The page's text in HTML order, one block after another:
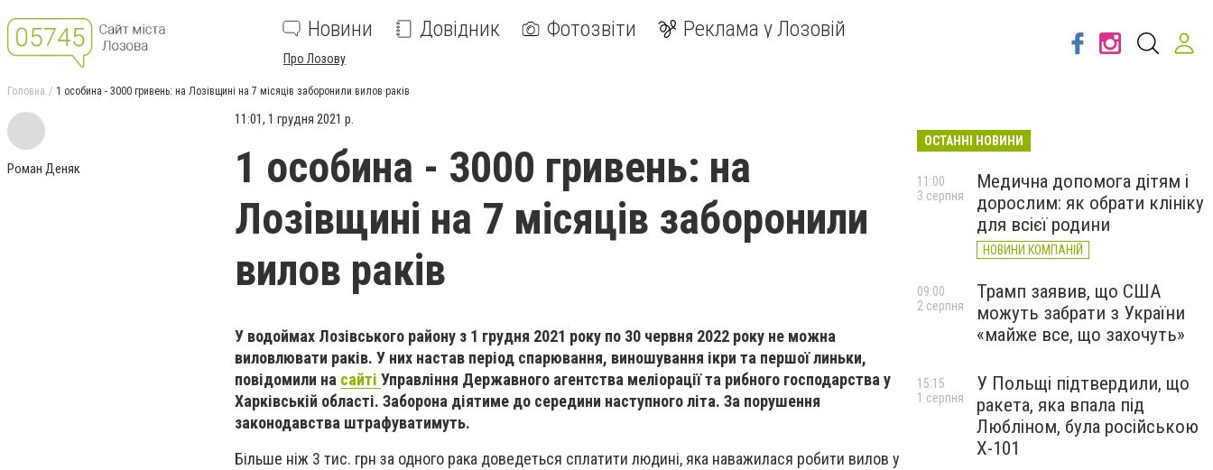
Новини Довідник Фотозвіти Реклама у Лозовій
Про Лозову
Головна 1 особина - 3000 гривень: на Лозівщині на 7 місяців заборонили вилов раків
Роман Деняк
11:01, 1 грудня 2021 р.
1 особина - 3000 гривень: на
Лозівщині на 7 місяців заборонили
вилов раків
У водоймах Лозівського району з 1 грудня 2021 року по 30 червня 2022 року не можна
виловлювати раків. У них настав період спарювання, виношування ікри та першої линьки,
повідомили на сайті Управління Державного агентства меліорації та рибного господарства у
Харківській області. Заборона діятиме до середини наступного літа. За порушення
законодавства штрафуватимуть.
Більше ніж 3 тис. грн за одного рака доведеться сплатити людині, яка наважилася робити вилов у
ОСТАННІ НОВИНИ
Медична допомога дітям і
дорослим: як обрати клініку
для всієї родини
НОВИНИ КОМПАНІЙ
11:00
3 серпня
Трамп заявив, що США
можуть забрати з України
«майже все, що захочуть»
09:00
2 серпня
У Польщі підтвердили, що
ракета, яка впала під
Любліном, була російською
Х-101
15:15
1 серпня